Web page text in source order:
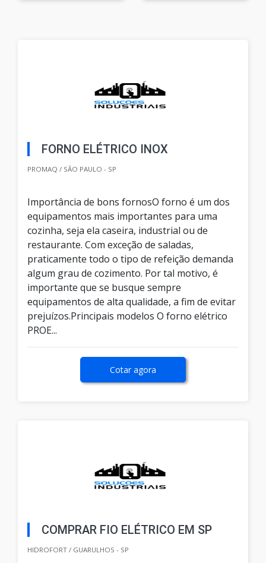
FORNO ELÉTRICO INOX
PROMAQ / SÃO PAULO - SP
Importância de bons fornosO forno é um dos
equipamentos mais importantes para uma
cozinha, seja ela caseira, industrial ou de
restaurante. Com exceção de saladas,
praticamente todo o tipo de refeição demanda
algum grau de cozimento. Por tal motivo, é
importante que se busque sempre
equipamentos de alta qualidade, a fim de evitar
prejuízos.Principais modelos O forno elétrico
PROE...
Cotar agora
COMPRAR FIO ELÉTRICO EM SP
HIDROFORT / GUARULHOS - SP